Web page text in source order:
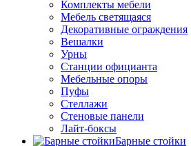
Комплекты мебели
Мебель светящаяся
Декоративные ограждения
Вешалки
Урны
Станции официанта
Мебельные опоры
Пуфы
Стеллажи
Стеновые панели
Лайт-боксы
Барные стойки